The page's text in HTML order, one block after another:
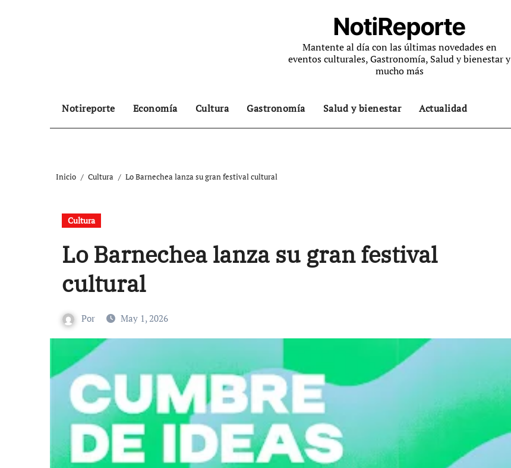
NotiReporte
Mantente al día con las últimas novedades en
eventos culturales, Gastronomía, Salud y bienestar y
mucho más
Notireporte Economía Cultura Gastronomía Salud y bienestar Actualidad
Inicio Cultura Lo Barnechea lanza su gran festival cultural
Cultura
Lo Barnechea lanza su gran festival
cultural
Por May 1, 2026